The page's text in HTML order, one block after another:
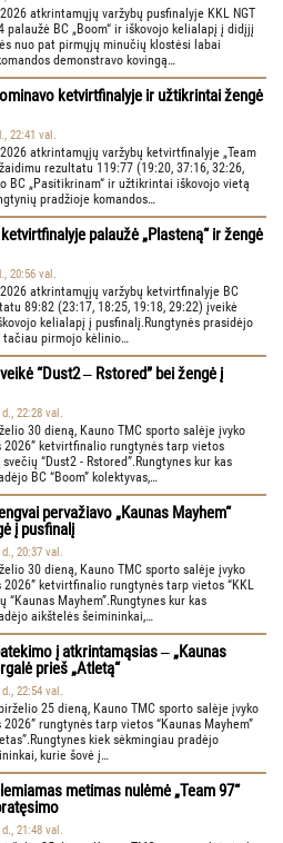
atkrintamųjų varžybų pusfinalyje KKL NGT
palaužė BC „Boom“ ir iškovojo kelialapį į didįjį
nuo pat pirmųjų minučių klostėsi labai
demonstravo kovingą…
ketvirtfinalyje ir užtikrintai žengė
22:41 val.
atkrintamųjų varžybų ketvirtfinalyje „Team
rezultatu 119:77 (19:20, 37:16, 32:26,
BC „Pasitikrinam“ ir užtikrintai iškovojo vietą
pradžioje komandos…
ketvirtfinalyje palaužė „Plasteną“ ir žengė
20:56 val.
atkrintamųjų varžybų ketvirtfinalyje BC
89:82 (23:17, 18:25, 19:18, 29:22) įveikė
kelialapį į pusfinalį.Rungtynės prasidėjo
tačiau pirmojo kėlinio…
“Dust2 ‒ Rstored” bei žengė į
22:28 val.
30 dieną, Kauno TMC sporto salėje įvyko
2026” ketvirtfinalio rungtynės tarp vietos
svečių “Dust2 - Rstored”.Rungtynes kur kas
BC “Boom” kolektyvas,…
pervažiavo „Kaunas Mayhem“
į pusfinalį
20:37 val.
30 dieną, Kauno TMC sporto salėje įvyko
2026” ketvirtfinalio rungtynės tarp vietos “KKL
“Kaunas Mayhem”.Rungtynes kur kas
aikštelės šeimininkai,…
į atkrintamąsias ‒ „Kaunas
prieš „Atletą“
22:54 val.
25 dieną, Kauno TMC sporto salėje įvyko
2026” rungtynės tarp vietos “Kaunas Mayhem”
kiek sėkmingiau pradėjo
kurie šovė į…
metimas nulėmė „Team 97“
21:48 val.